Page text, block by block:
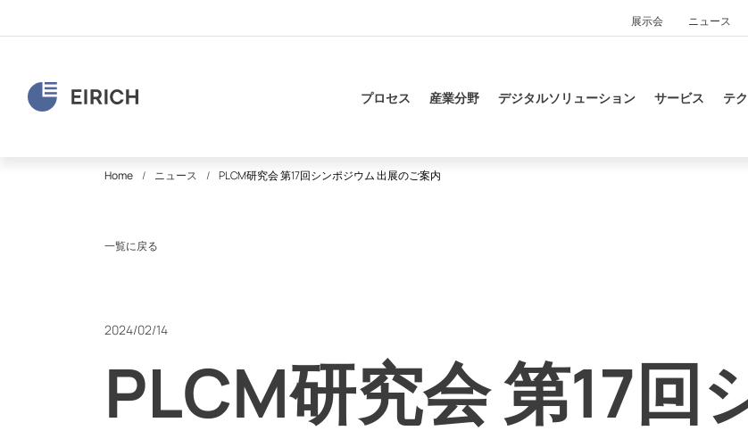
展示会 ニュース
プロセス 産業分野 デジタルソリューション サービス テ
Home ニュース PLCM研究会 第17回シンポジウム 出展のご案内
一覧に戻る
2024/02/14
PLCM研究会 第17回